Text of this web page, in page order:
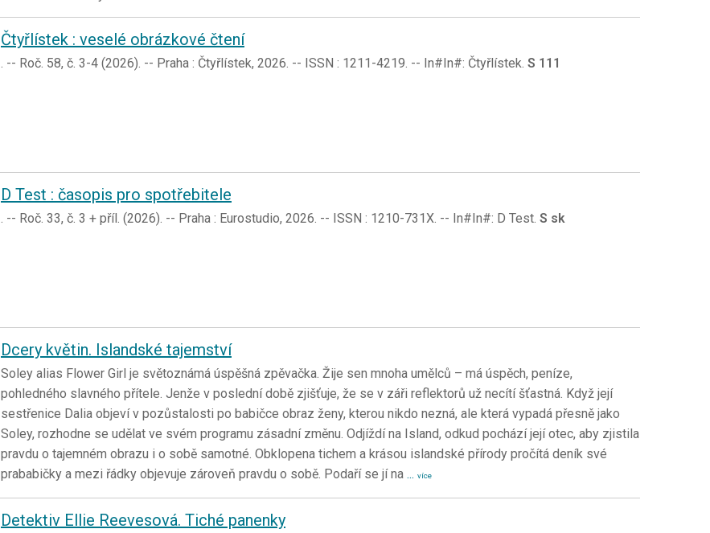
Čtyřlístek : veselé obrázkové čtení
. -- Roč. 58, č. 3-4 (2026). -- Praha : Čtyřlístek, 2026. -- ISSN : 1211-4219. -- In#In#: Čtyřlístek. S 111
D Test : časopis pro spotřebitele
. -- Roč. 33, č. 3 + příl. (2026). -- Praha : Eurostudio, 2026. -- ISSN : 1210-731X. -- In#In#: D Test. S sk
Dcery květin. Islandské tajemství
Soley alias Flower Girl je světoznámá úspěšná zpěvačka. Žije sen mnoha umělců – má úspěch, peníze,
pohledného slavného přítele. Jenže v poslední době zjišťuje, že se v záři reflektorů už necítí šťastná. Když její
sestřenice Dalia objeví v pozůstalosti po babičce obraz ženy, kterou nikdo nezná, ale která vypadá přesně jako
Soley, rozhodne se udělat ve svém programu zásadní změnu. Odjíždí na Island, odkud pochází její otec, aby zjistila
pravdu o tajemném obrazu i o sobě samotné. Obklopena tichem a krásou islandské přírody pročítá deník své
prababičky a mezi řádky objevuje zároveň pravdu o sobě. Podaří se jí na ... více
Detektiv Ellie Reevesová. Tiché panenky